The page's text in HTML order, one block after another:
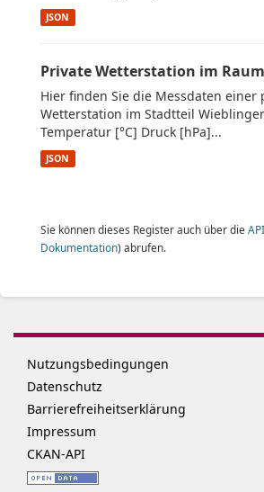
JSON
Private Wetterstation im
Hier finden Sie die Messdaten einer
Wetterstation im Stadtteil
Temperatur [°C] Druck [hPa]...
JSON
Sie können dieses Register auch über die API
Dokumentation) abrufen.
Nutzungsbedingungen
Datenschutz
Barrierefreiheitserklärung
Impressum
CKAN-API